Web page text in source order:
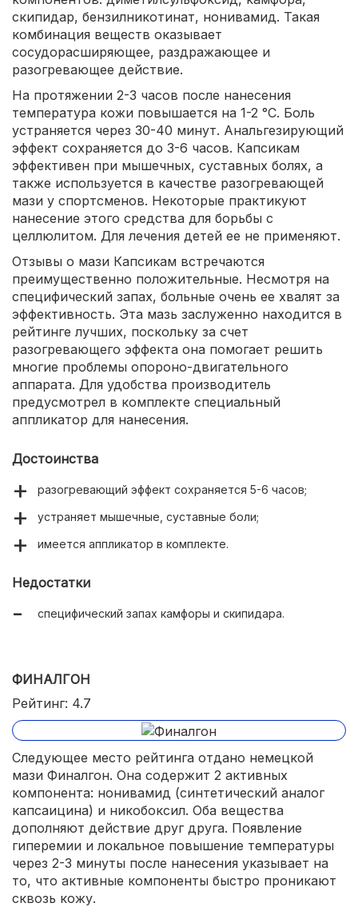
скипидар, бензилникотинат, нонивамид. Такая
комбинация веществ оказывает
сосудорасширяющее, раздражающее и
разогревающее действие.
На протяжении 2-3 часов после нанесения
температура кожи повышается на 1-2 °С. Боль
устраняется через 30-40 минут. Анальгезирующий
эффект сохраняется до 3-6 часов. Капсикам
эффективен при мышечных, суставных болях, а
также используется в качестве разогревающей
мази у спортсменов. Некоторые практикуют
нанесение этого средства для борьбы с
целлюлитом. Для лечения детей ее не применяют.
Отзывы о мази Капсикам встречаются
преимущественно положительные. Несмотря на
специфический запах, больные очень ее хвалят за
эффективность. Эта мазь заслуженно находится в
рейтинге лучших, поскольку за счет
разогревающего эффекта она помогает решить
многие проблемы опороно-двигательного
аппарата. Для удобства производитель
предусмотрел в комплекте специальный
аппликатор для нанесения.
Достоинства
разогревающий эффект сохраняется 5-6 часов;
устраняет мышечные, суставные боли;
имеется аппликатор в комплекте.
Недостатки
специфический запах камфоры и скипидара.
ФИНАЛГОН
Рейтинг: 4.7
Следующее место рейтинга отдано немецкой
мази Финалгон. Она содержит 2 активных
компонента: нонивамид (синтетический аналог
капсаицина) и никобоксил. Оба вещества
дополняют действие друг друга. Появление
гиперемии и локальное повышение температуры
через 2-3 минуты после нанесения указывает на
то, что активные компоненты быстро проникают
сквозь кожу.